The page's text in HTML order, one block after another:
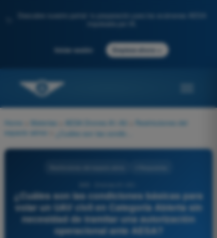
Descubre nuestro portal: tu preparación para los exámenes AESA
Iniciar sesión Empieza ahora
Home Materias AESA Drones A1-A3
Restricciones del
espacio aéreo
¿Cuáles son las condiciones básicas para
volar un UAV civil en Categoría Abierta sin
necesidad de tramitar una autorización
operacional ante AESA?